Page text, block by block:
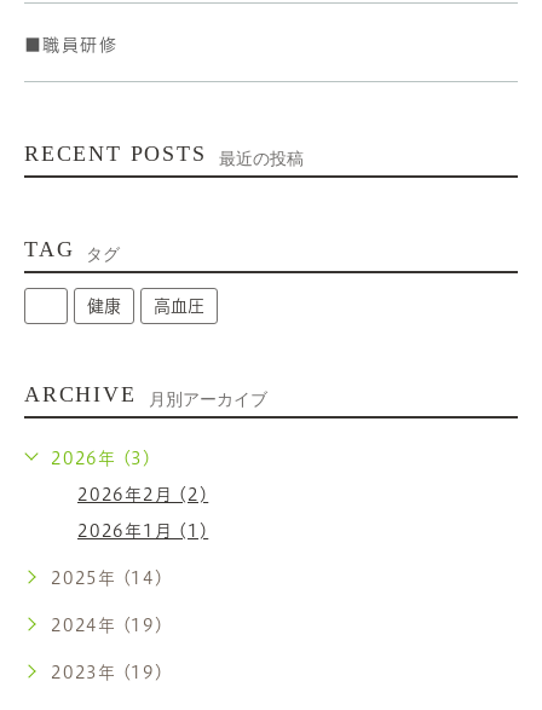
■職員研修
RECENT POSTS 最近の投稿
TAG タグ
健康 高血圧
ARCHIVE 月別アーカイブ
2026年 (3)
2026年2月 (2)
2026年1月 (1)
2025年 (14)
2024年 (19)
2023年 (19)